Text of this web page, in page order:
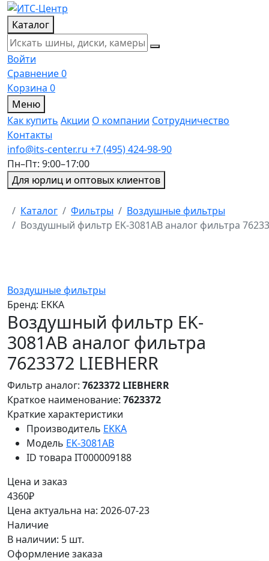
Каталог
Войти
Сравнение0
Корзина 0
Меню
Как купить Акции О компании Сотрудничество
Контакты
info@its-center.ru +7 (495) 424-98-90
Пн–Пт: 9:00–17:00
Для юрлиц и оптовых клиентов
Главная
Каталог Фильтры
Воздушные фильтры
Воздушный фильтр EK-3081AB аналог фильтра
Воздушные фильтры
Бренд: EKKA
Воздушный фильтр EK-
3081AB аналог фильтра
7623372 LIEBHERR
Фильтр аналог: 7623372 LIEBHERR
Краткое наименование: 7623372
Краткие характеристики
Производитель EKKA
Модель EK-3081AB
ID товара IT000009188
Цена и заказ
4360₽
Цена актуальна на: 2026-07-23
Наличие
В наличии: 5 шт.
Оформление заказа